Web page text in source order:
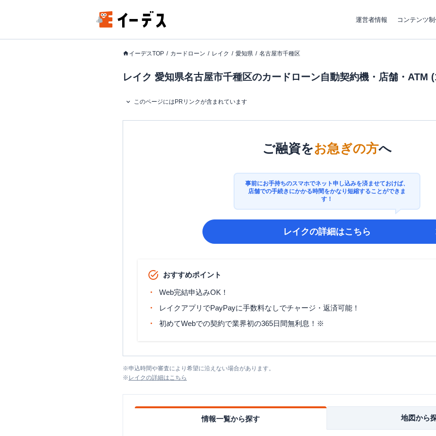
運営者情報 コンテンツ
イーデスTOP カードローン レイク 愛知県 名古屋市千種区
レイク 愛知県名古屋市千種区のカードローン自動契約機・店舗・ATM
このページにはPRリンクが含まれています
ご融資をお急ぎの方へ
事前にお手持ちのスマホでネット申し込みを済ませておけば、
店舗での手続きにかかる時間をかなり短縮することができま
す！
レイクの詳細はこちら
おすすめポイント
Web完結申込みOK！
レイクアプリでPayPayに手数料なしでチャージ・返済可能！
初めてWebでの契約で業界初の365日間無利息！※
※申込時間や審査により希望に沿えない場合があります。
※ レイクの詳細はこちら
情報一覧から探す 地図から